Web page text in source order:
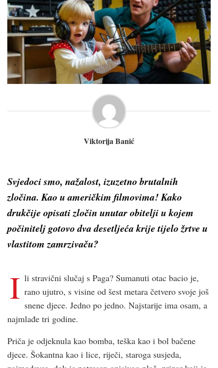
Viktorija Banić
Svjedoci smo, nažalost, izuzetno brutalnih
zločina. Kao u američkim filmovima! Kako
drukčije opisati zločin unutar obitelji u kojem
počinitelj gotovo dva desetljeća krije tijelo žrtve u
vlastitom zamrzivaču?
I li stravični slučaj s Paga? Sumanuti otac bacio je,
rano ujutro, s visine od šest metara četvero svoje još
snene djece. Jedno po jedno. Najstarije ima osam, a
najmlađe tri godine.
Priča je odjeknula kao bomba, teška kao i bol bačene
djece. Šokantna kao i lice, riječi, staroga susjeda,